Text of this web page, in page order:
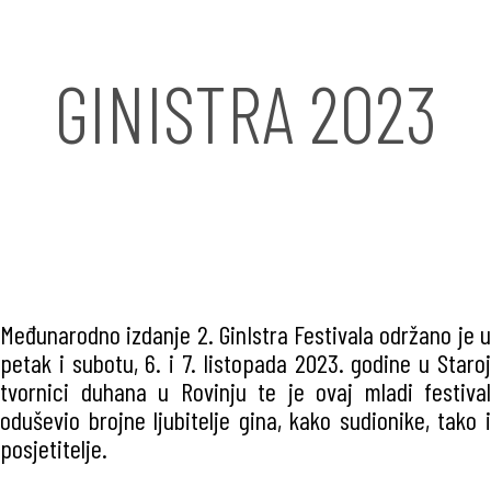
GINISTRA 2023
Međunarodno izdanje 2. GinIstra Festivala održano je u
petak i subotu, 6. i 7. listopada 2023. godine u Staroj
tvornici duhana u Rovinju te je ovaj mladi festival
oduševio brojne ljubitelje gina, kako sudionike, tako i
posjetitelje.